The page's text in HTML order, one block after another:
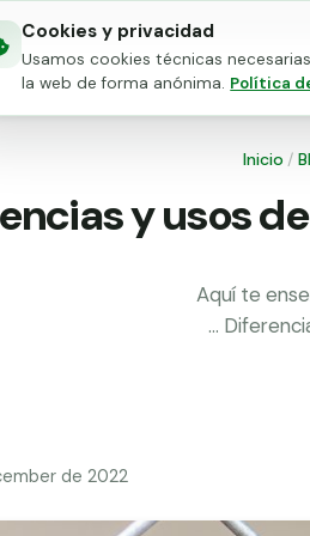
Cookies y privacidad
Usamos cookies técnicas
la web de forma anónima. Política
Mallas metálicas
Inicio /
y usos
Aquí te
…
de 2022